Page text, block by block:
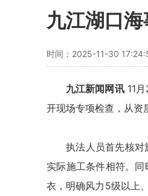
九江湖口
时间：2025-11-30
九江新闻网讯11月
开现场专项检查，从资
执法人员首先核
实际施工条件相符。
衣，明确风力5级以上